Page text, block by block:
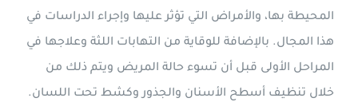
المحيطة بها، والأمراض التي تؤثر عليها وإجراء الدراسات في
هذا المجال. بالإضافة للوقاية من التهابات اللثة وعلاجها في
المراحل الأولى قبل أن تسوء حالة المريض ويتم ذلك من
خلال تنظيف أسطح الأسنان والجذور وكشط تحت اللسان.